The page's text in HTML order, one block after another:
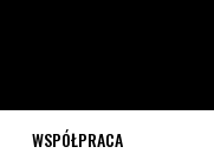
WSPÓŁPRACA